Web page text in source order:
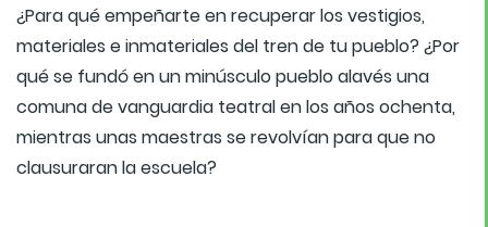
¿Para qué empeñarte en recuperar los vestigios,
materiales e inmateriales del tren de tu pueblo? ¿Por
qué se fundó en un minúsculo pueblo alavés una
comuna de vanguardia teatral en los años ochenta,
mientras unas maestras se revolvían para que no
clausuraran la escuela?